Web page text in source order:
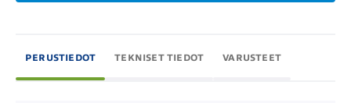
PERUSTIEDOT TEKNISET TIEDOT VARUSTEET